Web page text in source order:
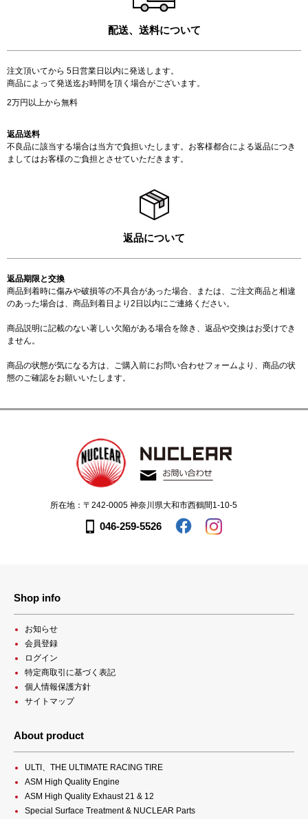
配送、送料について
注文頂いてから 5日営業日以内に発送します。
商品によって発送迄お時間を頂く場合がございます。
2万円以上から無料
返品送料
不良品に該当する場合は当方で負担いたします。お客様都合による返品につき
ましてはお客様のご負担とさせていただきます。
返品について
返品期限と交換
商品到着時に傷みや破損等の不具合があった場合、または、ご注文商品と相違
のあった場合は、商品到着日より2日以内にご連絡ください。
商品説明に記載のない著しい欠陥がある場合を除き、返品や交換はお受けでき
ません。
商品の状態が気になる方は、ご購入前にお問い合わせフォーム より、商品の状
態のご確認をお願いいたします。
所在地：〒242-0005 神奈川県大和市西鶴間1-10-5
046-259-5526
Shop info
お知らせ
会員登録
ログイン
特定商取引に基づく表記
個人情報保護方針
サイトマップ
About product
ULTI、THE ULTIMATE RACING TIRE
ASM High Quality Engine
ASM High Quality Exhaust 21 & 12
Special Surface Treatment & NUCLEAR Parts